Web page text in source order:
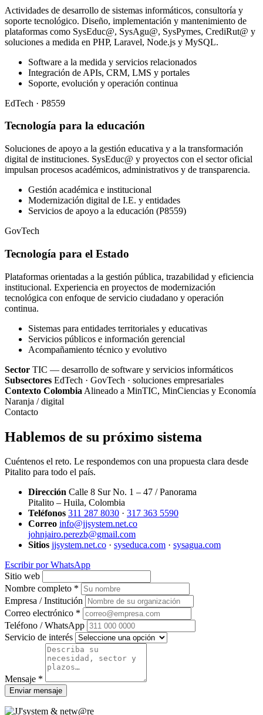
Actividades de desarrollo de sistemas informáticos, consultoría y
soporte tecnológico. Diseño, implementación y mantenimiento de
plataformas como SysEduc@, SysAgu@, SysPymes, CrediRut@ y
soluciones a medida en PHP, Laravel, Node.js y MySQL.
Software a la medida y servicios relacionados
Integración de APIs, CRM, LMS y portales
Soporte, evolución y operación continua
EdTech · P8559
Tecnología para la educación
Soluciones de apoyo a la gestión educativa y a la transformación
digital de instituciones. SysEduc@ y proyectos con el sector oficial
impulsan procesos académicos, administrativos y de transparencia.
Gestión académica e institucional
Modernización digital de I.E. y entidades
Servicios de apoyo a la educación (P8559)
GovTech
Tecnología para el Estado
Plataformas orientadas a la gestión pública, trazabilidad y eficiencia
institucional. Experiencia en proyectos de modernización
tecnológica con enfoque de servicio ciudadano y operación
continua.
Sistemas para entidades territoriales y educativas
Servicios públicos e información gerencial
Acompañamiento técnico y evolutivo
Sector TIC — desarrollo de software y servicios informáticos
Subsectores EdTech · GovTech · soluciones empresariales
Contexto Colombia Alineado a MinTIC, MinCiencias y Economía
Naranja / digital
Contacto
Hablemos de su próximo sistema
Cuéntenos el reto. Le respondemos con una propuesta clara desde
Pitalito para todo el país.
Dirección Calle 8 Sur No. 1 – 47 / Panorama
Pitalito – Huila, Colombia
Teléfonos 311 287 8030 · 317 363 5590
Correo info@jjsystem.net.co
johnjairo.perezb@gmail.com
Sitios jjsystem.net.co · syseduca.com · sysagua.com
Escribir por WhatsApp
Sitio web
Nombre completo *
Empresa / Institución
Correo electrónico *
Teléfono / WhatsApp
Servicio de interés
Mensaje *
Enviar mensaje